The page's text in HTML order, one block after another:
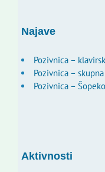
Najave
Pozivnica –
Pozivnica –
Pozivnica –
Aktivnosti